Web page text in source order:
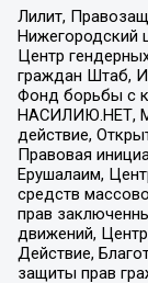
Лилит,
Нижегородский
Центр
граждан Штаб,
Фонд борьбы с
НАСИЛИЮ.НЕТ,
действие,
Правовая
Ерушалаим,
средств
прав
движений,
Действие,
защиты прав